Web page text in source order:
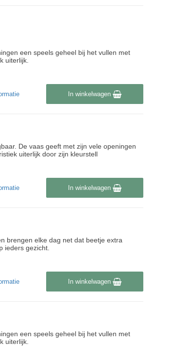
een speels geheel bij het vullen met
uiterlijk.
In winkelwagen
De vaas geeft met zijn vele openingen
uiterlijk door zijn kleurstell
In winkelwagen
brengen elke dag net dat beetje extra
ieders gezicht.
In winkelwagen
een speels geheel bij het vullen met
uiterlijk.